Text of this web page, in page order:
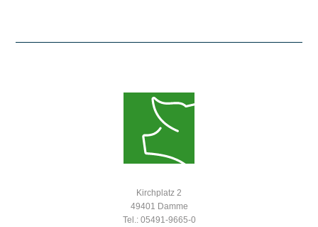
Kirchplatz 2
49401 Damme
Tel.: 05491-9665-0